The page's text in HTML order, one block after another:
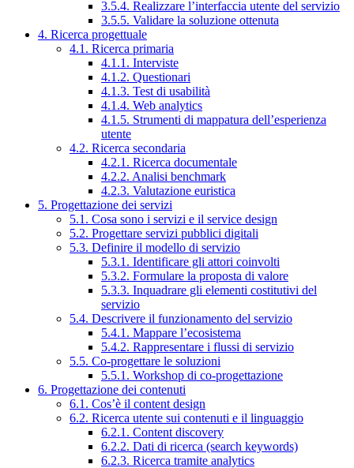
3.5.4. Realizzare l’interfaccia utente del servizio
3.5.5. Validare la soluzione ottenuta
4. Ricerca progettuale
4.1. Ricerca primaria
4.1.1. Interviste
4.1.2. Questionari
4.1.3. Test di usabilità
4.1.4. Web analytics
4.1.5. Strumenti di mappatura dell’esperienza
utente
4.2. Ricerca secondaria
4.2.1. Ricerca documentale
4.2.2. Analisi benchmark
4.2.3. Valutazione euristica
5. Progettazione dei servizi
5.1. Cosa sono i servizi e il service design
5.2. Progettare servizi pubblici digitali
5.3. Definire il modello di servizio
5.3.1. Identificare gli attori coinvolti
5.3.2. Formulare la proposta di valore
5.3.3. Inquadrare gli elementi costitutivi del
servizio
5.4. Descrivere il funzionamento del servizio
5.4.1. Mappare l’ecosistema
5.4.2. Rappresentare i flussi di servizio
5.5. Co-progettare le soluzioni
5.5.1. Workshop di co-progettazione
6. Progettazione dei contenuti
6.1. Cos’è il content design
6.2. Ricerca utente sui contenuti e il linguaggio
6.2.1. Content discovery
6.2.2. Dati di ricerca (search keywords)
6.2.3. Ricerca tramite analytics